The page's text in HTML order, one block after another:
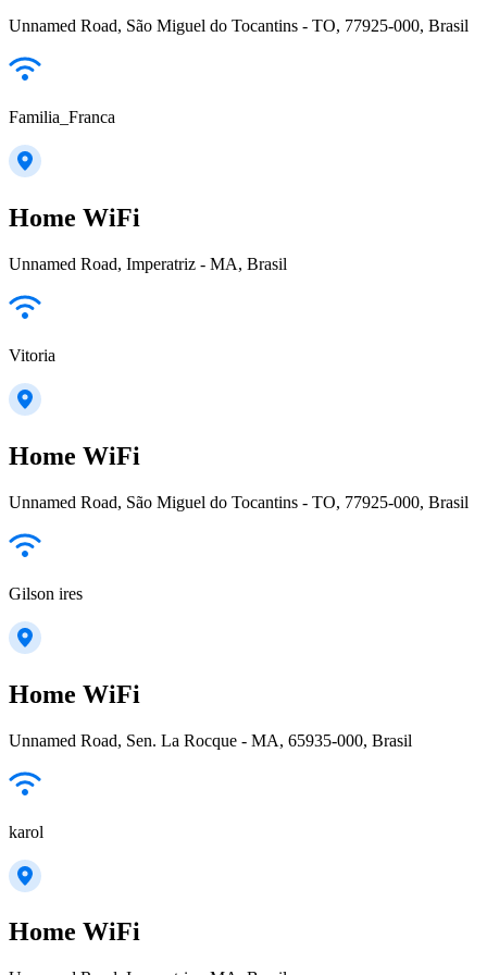
Unnamed Road, São Miguel do Tocantins - TO, 77925-000, Brasil
Familia_Franca
Home WiFi
Unnamed Road, Imperatriz - MA, Brasil
Vitoria
Home WiFi
Unnamed Road, São Miguel do Tocantins - TO, 77925-000, Brasil
Gilson ires
Home WiFi
Unnamed Road, Sen. La Rocque - MA, 65935-000, Brasil
karol
Home WiFi